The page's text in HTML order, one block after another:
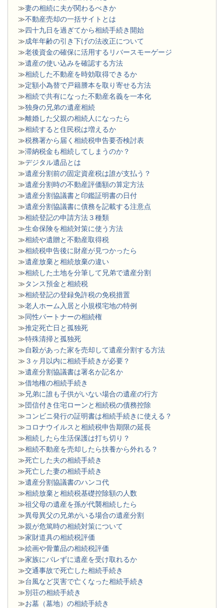
≫妻の相続に夫が関わるべきか
≫不動産売却の一括サイトとは
≫四十九日を過ぎてから相続手続き開始
≫成年年齢の引き下げの法改正について
≫老後資金の確保に活用するリバースモーゲージ
≫遺産の使い込みを確認する方法
≫相続した不動産を時効取得できるか
≫定額小為替で戸籍謄本を取り寄せる方法
≫相続で共有になった不動産名義を一本化
≫独身の兄弟の遺産相続
≫離婚した父親の相続人になったら
≫相続すると住民税は増えるか
≫税務署から届く相続税申告要否検討表
≫滞納税金も相続してしまうのか？
≫デジタル遺品とは
≫遺産分割前の固定資産税は誰が支払う？
≫遺産分割時の不動産評価額の算定方法
≫遺産分割協議書と印鑑証明書の日付
≫遺産分割協議書に債務を記載する注意点
≫相続登記の申請方法３種類
≫生命保険を相続対策に使う方法
≫相続や遺贈と不動産取得税
≫相続税申告後に財産が見つかったら
≫遺産放棄と相続放棄の違い
≫相続した土地を分筆して兄弟で遺産分割
≫タンス預金と相続税
≫相続登記の登録免許税の免税措置
≫老人ホーム入居と小規模宅地の特例
≫同性パートナーの相続権
≫推定死亡日と孤独死
≫特殊清掃と孤独死
≫自殺があった家を売却して遺産分割する方法
≫ ３ヶ月以内に相続手続きが必要？
≫遺産分割協議書は署名か記名か
≫借地権の相続手続き
≫ 兄弟に誰も子供がいない場合の遺産の行方
≫団信付き住宅ローンと相続税の債務控除
≫コンビニ発行の証明書は相続手続きに使える？
≫コロナウイルスと相続税申告期限の延長
≫相続したら生活保護は打ち切り？
≫相続不動産を売却したら扶養から外れる？
≫死亡した夫の相続手続き
≫死亡した妻の相続手続き
≫遺産分割協議書のハンコ代
≫相続放棄と相続税基礎控除額の人数
≫祖父母の遺産を孫が代襲相続したら
≫異母異父の兄弟がいる場合の遺産分割
≫親が危篤時の相続対策について
≫家財道具の相続税評価
≫絵画や骨董品の相続税評価
≫家族にバレずに遺産を受け取れるか
≫交通事故で死亡した相続手続き
≫台風など災害で亡くなった相続手続き
≫別荘の相続手続き
≫お墓（墓地）の相続手続き